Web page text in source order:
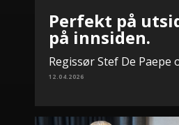
Perfekt på
på innsiden.
Regissør Stef De Paepe
12.04.2026